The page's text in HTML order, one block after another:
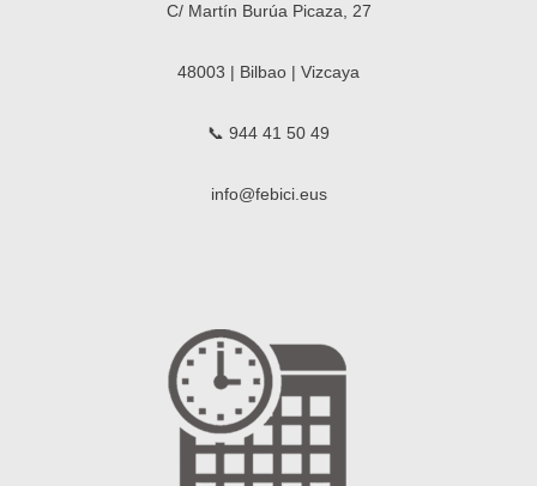
C/ Martín Burúa Picaza, 27
48003 | Bilbao | Vizcaya
📞 944 41 50 49
info@febici.eus